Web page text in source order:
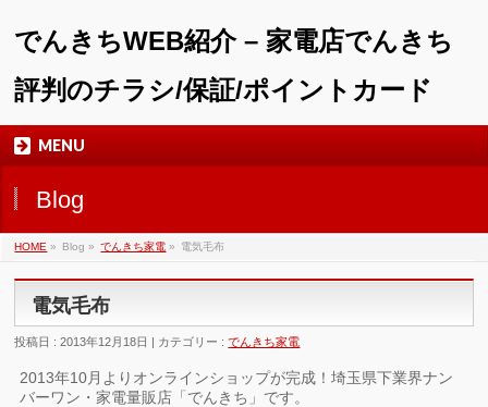
でんきちWEB紹介 – 家電店でんきち
評判のチラシ/保証/ポイントカード
MENU
Blog
HOME » Blog » でんきち家電 » 電気毛布
電気毛布
投稿日 : 2013年12月18日 | カテゴリー :でんきち家電
2013年10月よりオンラインショップが完成！埼玉県下業界ナン
バーワン・家電量販店「でんきち」です。